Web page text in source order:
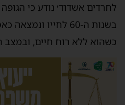
לחרדים אשדוד׳ נודע כי
בשנות ה-60 לחייו
כשהוא ללא רוח חיים, ובמצב